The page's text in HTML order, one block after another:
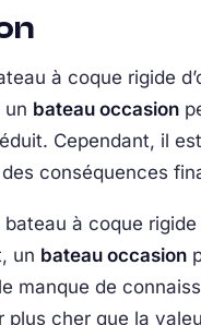
à coque rigide
un bateau occasion
Cependant, il
conséquences
bateau à coque
un bateau occasion
manque de
plus cher que la